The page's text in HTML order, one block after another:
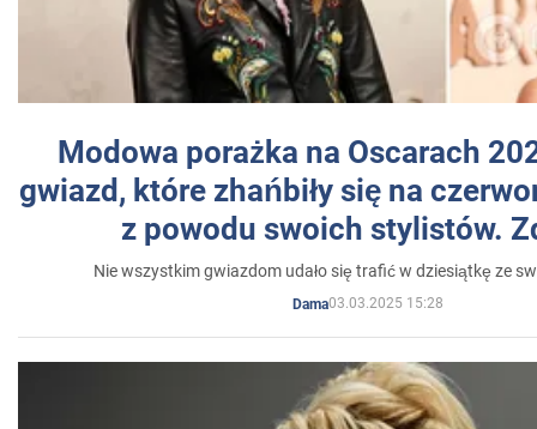
Modowa porażka na Oscarach
gwiazd, które zhańbiły się na
z powodu swoich stylistów.
Nie wszystkim gwiazdom udało się trafić w dziesiątkę ze
Dama03.03.2025 15:28